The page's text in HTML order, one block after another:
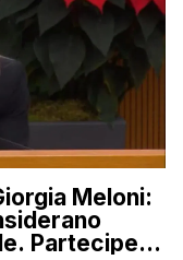
Meloni:
Parteciperò